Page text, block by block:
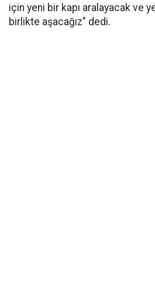
için yeni bir kapı aralayacak ve
birlikte aşacağız" dedi.